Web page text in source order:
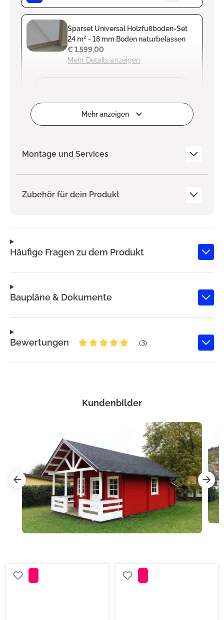
Sparset Universal Holzfußboden-Set
24 m² - 18 mm Boden naturbelassen
Mehr Details anzeigen
€ 1.599,00
Zum Projekt hinzufügen
Mehr anzeigen
Montage und Services
Zubehör für dein Produkt
Häufige Fragen zu dem Produkt
Baupläne & Dokumente
Bewertungen
(3)
Kundenbilder